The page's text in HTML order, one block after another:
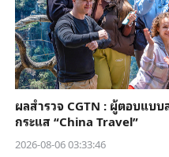
ผลสำรวจ CGTN : ผู้ตอบแบ
กระแส “China Travel”
2026-08-06 03:33:46